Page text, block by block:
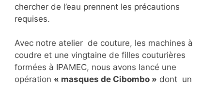
chercher de l’eau prennent les précautions
requises.
Avec notre atelier de couture, les machines à
coudre et une vingtaine de filles couturières
formées à IPAMEC, nous avons lancé une
opération « masques de Cibombo » dont un